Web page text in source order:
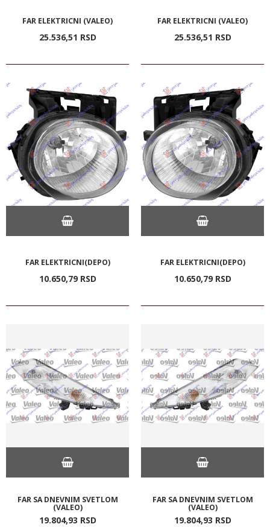
FAR ELEKTRICNI (VALEO)
25.536,51 RSD
FAR ELEKTRICNI (VALEO)
25.536,51 RSD
FAR ELEKTRICNI(DEPO)
10.650,79 RSD
FAR ELEKTRICNI(DEPO)
10.650,79 RSD
FAR SA DNEVNIM SVETLOM
(VALEO)
19.804,93 RSD
FAR SA DNEVNIM SVETLOM
(VALEO)
19.804,93 RSD